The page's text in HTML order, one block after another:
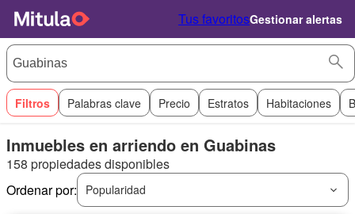
Tus favoritosGestionar alertas
Filtros Palabras clave Precio Estratos Habitaciones
Inmuebles en arriendo en Guabinas
158 propiedades disponibles
Ordenar por:
Popularidad